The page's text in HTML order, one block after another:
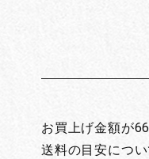
お買上げ金額が
送料の目安につ